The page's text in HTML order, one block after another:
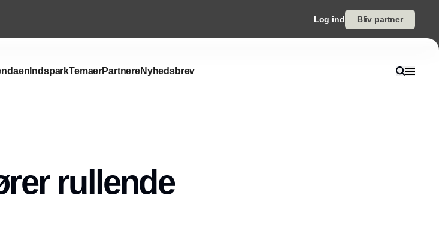
Log ind Bliv partner
IndsparkTemaerPartnereNyhedsbrev
rullende